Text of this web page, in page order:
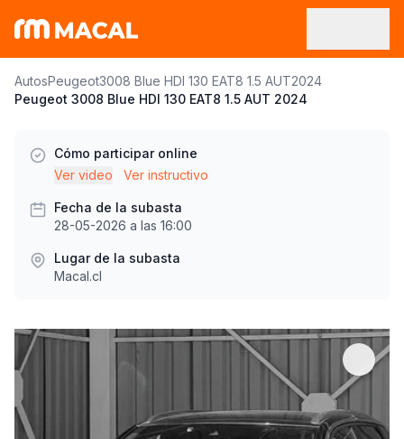
AutosPeugeot3008 Blue HDI 130 EAT8 1.5 AUT2024
Peugeot 3008 Blue HDI 130 EAT8 1.5 AUT 2024
Cómo participar online
Ver video
Ver instructivo
Fecha de la subasta
28-05-2026 a las 16:00
Lugar de la subasta
Macal.cl